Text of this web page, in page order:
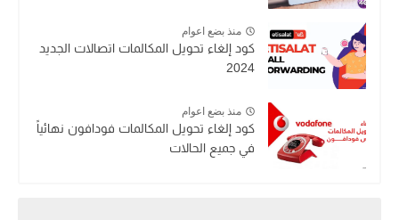
منذ بضع اعوام
كود إلغاء تحويل المكالمات اتصالات الجديد
2024
منذ بضع اعوام
كود إلغاء تحويل المكالمات فودافون نهائياً
في جميع الحالات